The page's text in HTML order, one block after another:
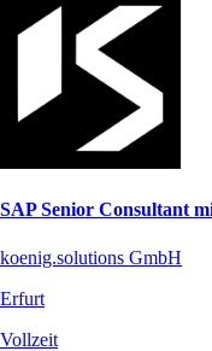
SAP Senior Consultant
koenig.solutions GmbH
Erfurt
Vollzeit